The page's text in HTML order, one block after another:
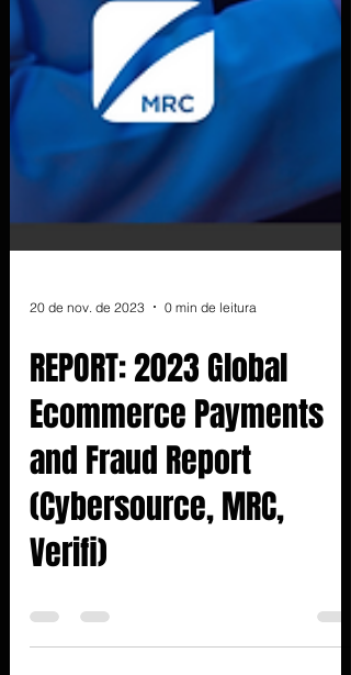
20 de nov. de 2023 0 min de leitura
REPORT: 2023 Global
Ecommerce Payments
and Fraud Report
(Cybersource, MRC,
Verifi)